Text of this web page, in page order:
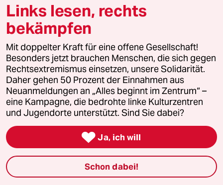
Landtagswahl in Sachsen-Anhalt
Hybrider Krieg
Jemen
Ceuta
Hitze
Verlag
Links lesen, rechts
bekämpfen
Mit doppelter Kraft für eine offene Gesellschaft!
Besonders jetzt brauchen Menschen, die sich gegen
Rechtsextremismus einsetzen, unsere Solidarität.
Daher gehen 50 Prozent der Einnahmen aus
Neuanmeldungen an „Alles beginnt im Zentrum“ –
eine Kampagne, die bedrohte linke Kulturzentren
und Jugendorte unterstützt. Sind Sie dabei?
 Ja, ich will
Schon dabei!